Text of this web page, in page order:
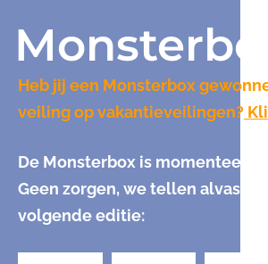
Monsterbox
Heb jij een Monsterbox
veiling op vakantieveilingen?
De Monsterbox is momenteel
Geen zorgen, we tellen alvast af
volgende editie: